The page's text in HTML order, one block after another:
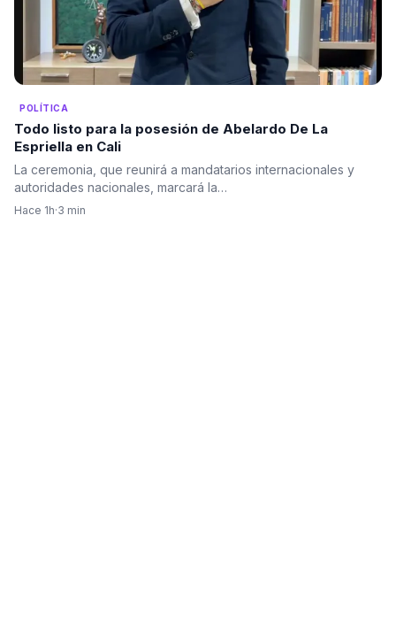
POLÍTICA
Todo listo para la posesión de Abelardo De La
Espriella en Cali
La ceremonia, que reunirá a mandatarios internacionales y
autoridades nacionales, marcará la…
Hace 1h·3 min